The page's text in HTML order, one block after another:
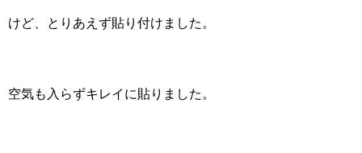
けど、とりあえず貼り付けました。
空気も入らずキレイに貼りました。